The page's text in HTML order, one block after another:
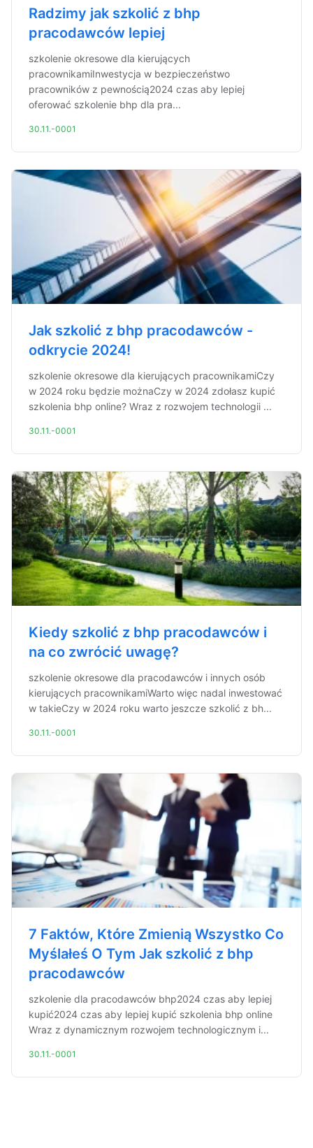
Radzimy jak szkolić z bhp
pracodawców lepiej
szkolenie okresowe dla kierujących
pracownikamiInwestycja w bezpieczeństwo
pracowników z pewnością2024 czas aby lepiej
oferować szkolenie bhp dla pra...
30.11.-0001
Jak szkolić z bhp pracodawców -
odkrycie 2024!
szkolenie okresowe dla kierujących pracownikamiCzy
w 2024 roku będzie możnaCzy w 2024 zdołasz kupić
szkolenia bhp online? Wraz z rozwojem technologii ...
30.11.-0001
Kiedy szkolić z bhp pracodawców i
na co zwrócić uwagę?
szkolenie okresowe dla pracodawców i innych osób
kierujących pracownikamiWarto więc nadal inwestować
w takieCzy w 2024 roku warto jeszcze szkolić z bh...
30.11.-0001
7 Faktów, Które Zmienią Wszystko Co
Myślałeś O Tym Jak szkolić z bhp
pracodawców
szkolenie dla pracodawców bhp2024 czas aby lepiej
kupić2024 czas aby lepiej kupić szkolenia bhp online
Wraz z dynamicznym rozwojem technologicznym i...
30.11.-0001